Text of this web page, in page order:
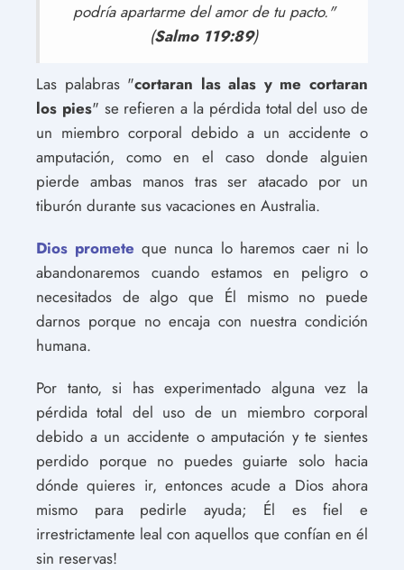
podría apartarme del amor de tu pacto."
(Salmo 119:89)
Las palabras "cortaran las alas y me cortaran
los pies" se refieren a la pérdida total del uso de
un miembro corporal debido a un accidente o
amputación, como en el caso donde alguien
pierde ambas manos tras ser atacado por un
tiburón durante sus vacaciones en Australia.
Dios promete que nunca lo haremos caer ni lo
abandonaremos cuando estamos en peligro o
necesitados de algo que Él mismo no puede
darnos porque no encaja con nuestra condición
humana.
Por tanto, si has experimentado alguna vez la
pérdida total del uso de un miembro corporal
debido a un accidente o amputación y te sientes
perdido porque no puedes guiarte solo hacia
dónde quieres ir, entonces acude a Dios ahora
mismo para pedirle ayuda; Él es fiel e
irrestrictamente leal con aquellos que confían en él
sin reservas!